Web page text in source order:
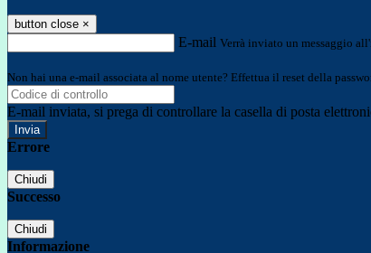
button close ×
E-mail Verrà inviato un messaggio
Non hai una e-mail associata al nome utente? Effettua il reset della
E-mail inviata, si prega di controllare la casella di posta
Errore
Chiudi
Successo
Chiudi
Informazione